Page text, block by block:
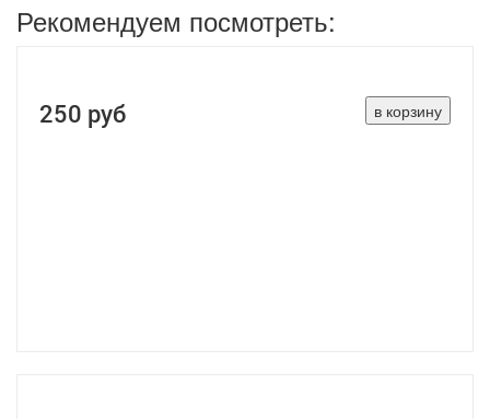
Рекомендуем посмотреть:
250 руб